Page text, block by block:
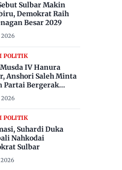
Sulbar Makin
Demokrat Raih
Besar 2029
POLITIK
IV Hanura
Anshori Saleh Minta
Partai Bergerak
Pemilu 2029
POLITIK
Suhardi Duka
Nahkodai
Sulbar